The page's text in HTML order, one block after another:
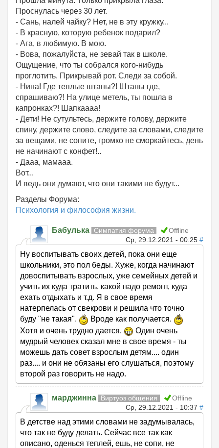
Проснулась через 30 лет.
- Сань, налей чайку? Нет, не в эту кружку...
- В красную, которую ребенок подарил?
- Ага, в любимую. В мою.
- Вова, пожалуйста, не зевай так в школе.
Ощущение, что ты собрался кого-нибудь
проглотить. Прикрывай рот. Следи за собой.
- Нина! Где теплые штаны?! Штаны где,
спрашиваю?! На улице метель, ты пошла в
капронках?! Шапкаааа!
- Дети! Не сутультесь, держите голову, держите
спину, держите слово, следите за словами, следите
за вещами, не сопите, громко не сморкайтесь, день
не начинают с конфет!..
- Дааа, мамааа.
Вот...
И ведь они думают, что они такими не будут...
Разделы Форума:
Психология и философия жизни.
Бабулька Симпатия форума
Offline
Ср, 29.12.2021 - 00:25 #
Ну воспитывать своих детей, пока они еще
школьники, это пол беды. Хуже, когда начинают
довоспитывать взрослых, уже семейных детей и
учить их куда тратить, какой надо ремонт, куда
ехать отдыхать и т.д. Я в свое время
натерпелась от свекрови и решила что точно
буду "не такая".
Вроде как получается.
Хотя и очень трудно дается.
Один очень
мудрый человек сказал мне в свое время - ты
можешь дать совет взрослым детям.... один
раз.... и они не обязаны его слушаться, поэтому
второй раз говорить не надо.
марджинна Виртуоз общения
Offline
Ср, 29.12.2021 - 10:37 #
В детстве над этими словами не задумывалась,
что так не буду делать. Сейчас все так как
описано, оденься теплей, ешь, не сопи, не